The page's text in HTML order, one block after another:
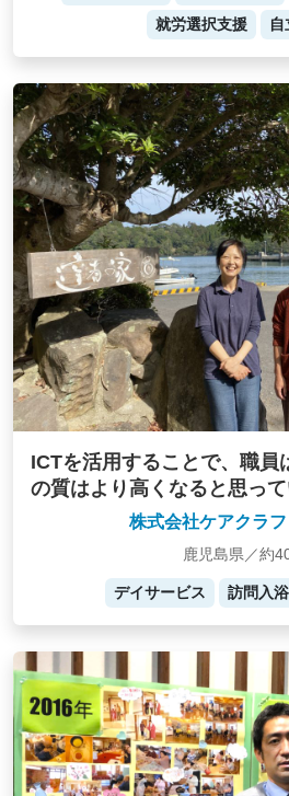
就労選択支援
ICTを活用することで、職員
の質はより高くなると思っ
株式会社ケアクラ
鹿児島県／約
デイサービス 訪問入浴